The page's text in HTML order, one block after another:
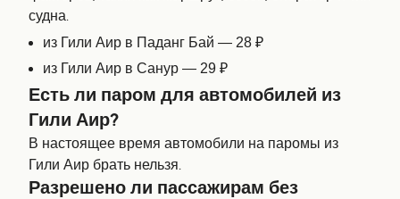
судна.
из Гили Аир в Паданг Бай — 28 ₽
из Гили Аир в Санур — 29 ₽
Есть ли паром для автомобилей из
Гили Аир?
В настоящее время автомобили на паромы из
Гили Аир брать нельзя.
Разрешено ли пассажирам без